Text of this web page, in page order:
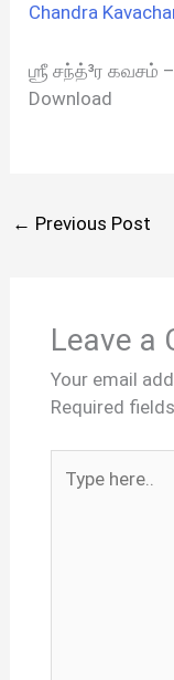
Chandra
ஶ்ரீ சந்த்³ர கவசம் –
Download
← Previous Post
Leave a
Your email
Required
here..